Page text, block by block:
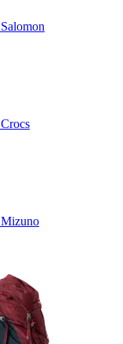
Salomon
Crocs
Mizuno